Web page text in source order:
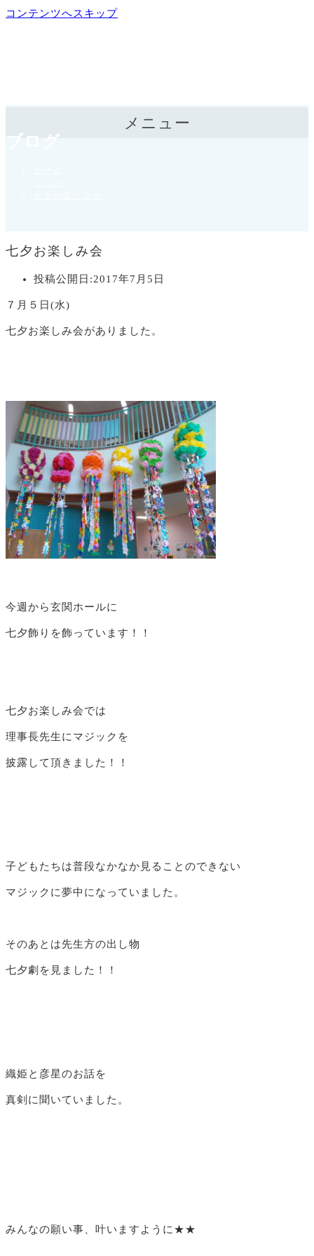
コンテンツへスキップ
メニュー
ブログ
七夕お楽しみ会
投稿公開日:2017年7月5日
７月５日(水)
七夕お楽しみ会がありました。
今週から玄関ホールに
七夕飾りを飾っています！！
七夕お楽しみ会では
理事長先生にマジックを
披露して頂きました！！
子どもたちは普段なかなか見ることのできない
マジックに夢中になっていました。
そのあとは先生方の出し物
七夕劇を見ました！！
織姫と彦星のお話を
真剣に聞いていました。
みんなの願い事、叶いますように★★